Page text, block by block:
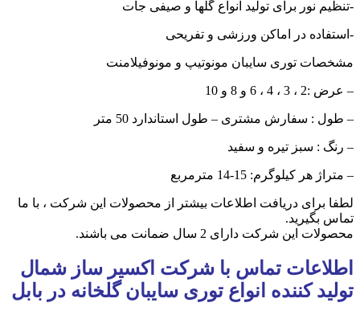
-تنظیم نور برای تولید انواع گلها و صیفی جات
-استفاده در اماکن ورزشی و تفریحی
مشخصات توری سایبان مونوتیپ و مونوفیلامنت
– عرض :2 ، 3 ، 4 ، 6 و 8 و 10
– طول : سفارش مشتری – طول استاندارد 50 متر
– رنگ : سبز تیره و سفید
– متراژ هر کیلوگرم: 15-14 مترمربع
لطفا برای دریافت اطلاعات بیشتر از محصولات این شرکت ، با ما
تماس بگیرید.
محصولات این شرکت دارای 2 سال ضمانت می باشند.
اطلاعات تماس با شرکت اکسیر ساز شمال
تولید کننده انواع توری سایبان گلخانه در بابل